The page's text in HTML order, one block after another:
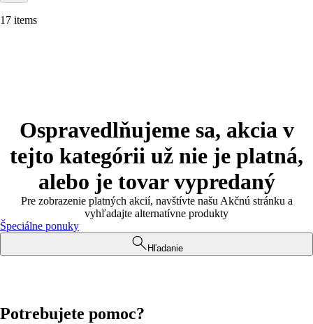
17 items
Ospravedlňujeme sa, akcia v
tejto kategórii už nie je platná,
alebo je tovar vypredaný
Pre zobrazenie platných akcií, navštívte našu Akčnú stránku a
vyhľadajte alternatívne produkty
Špeciálne ponuky
Hľadanie
Potrebujete pomoc?